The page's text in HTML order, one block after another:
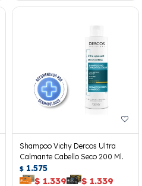
Shampoo Vichy Dercos Ultra
Calmante Cabello Seco 200 Ml.
$ 1.575
$ 1.339 $ 1.339